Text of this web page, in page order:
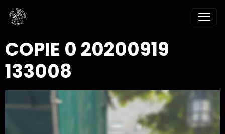
COPIE 0 20200919
133008